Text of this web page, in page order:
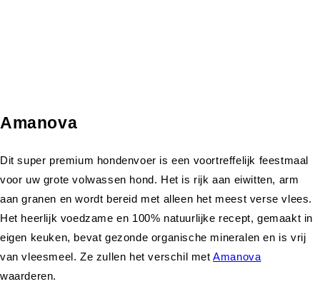
Amanova
Dit super premium hondenvoer is een voortreffelijk feestmaal
voor uw grote volwassen hond. Het is rijk aan eiwitten, arm
aan granen en wordt bereid met alleen het meest verse vlees.
Het heerlijk voedzame en 100% natuurlijke recept, gemaakt in
eigen keuken, bevat gezonde organische mineralen en is vrij
van vleesmeel. Ze zullen het verschil metAmanova
waarderen.